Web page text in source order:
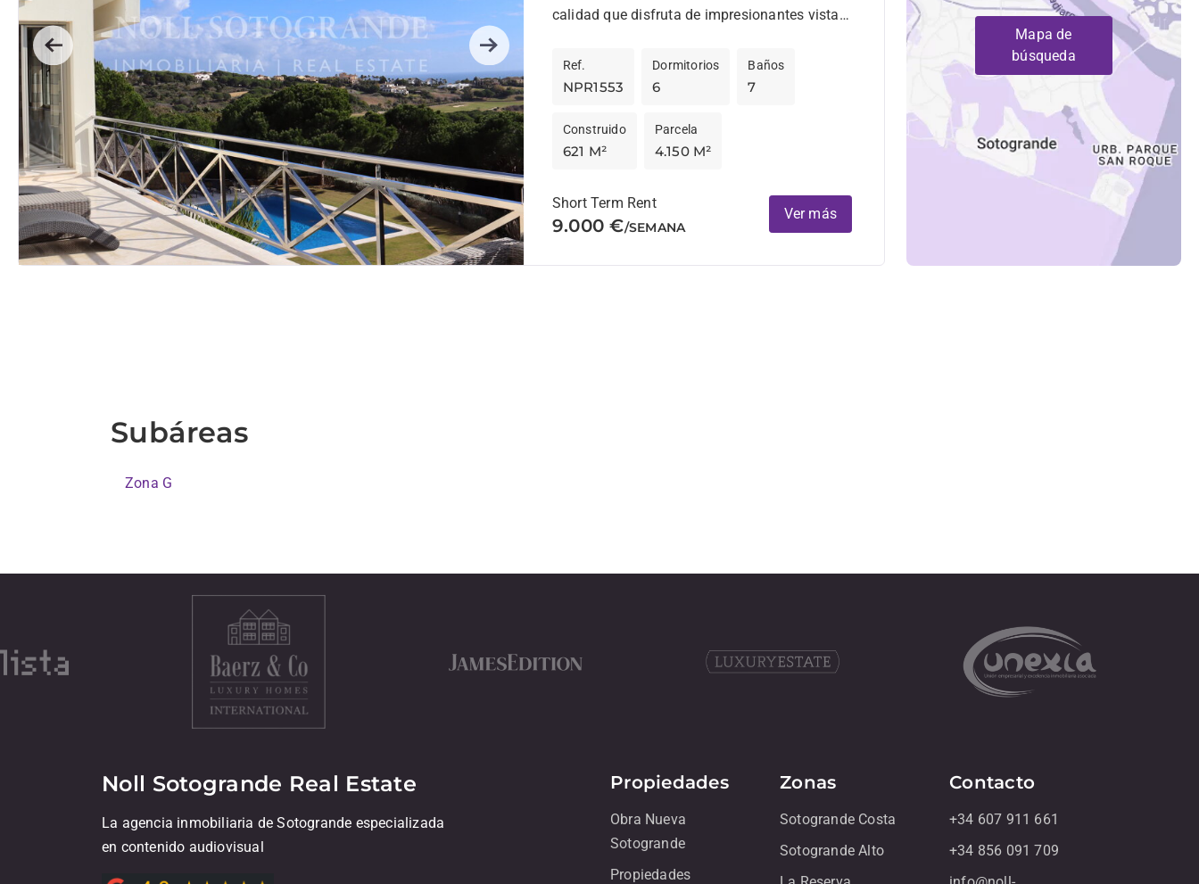
Previous Next
calidad que disfruta de impresionantes vistas
NPR1553
Ref.
6
Dormitorios
7
Baños
621 M²
Construido
4.150 M²
Parcela
Short Term Rent
9.000 €/SEMANA
Ver más
Mapa de
búsqueda
Subáreas
Zona G
Noll Sotogrande Real Estate
La agencia inmobiliaria de Sotogrande especializada
en contenido audiovisual
Propiedades
Obra Nueva
Sotogrande
Propiedades
Zonas
Sotogrande Costa
Sotogrande Alto
Contacto
+34 607 911 661
+34 856 091 709